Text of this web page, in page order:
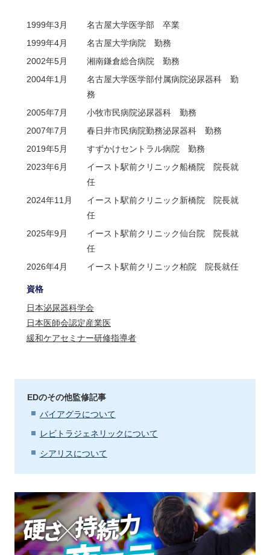
1999年3月
名古屋大学医学部 卒業
1999年4月
名古屋大学病院 勤務
2002年5月
湘南鎌倉総合病院 勤務
2004年1月
名古屋大学医学部付属病院泌尿器科 勤
務
2005年7月
小牧市民病院泌尿器科 勤務
2007年7月
春日井市民病院勤務泌尿器科 勤務
2019年5月
すずかけセントラル病院 勤務
2023年6月
イースト駅前クリニック船橋院 院長就
任
2024年11月
イースト駅前クリニック新橋院 院長就
任
2025年9月
イースト駅前クリニック仙台院 院長就
任
2026年4月
イースト駅前クリニック柏院 院長就任
資格
日本泌尿器科学会
日本医師会認定産業医
緩和ケアセミナー研修指導者
EDのその他監修記事
バイアグラについて
レビトラジェネリックについて
シアリスについて